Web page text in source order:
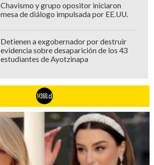
Chavismo y grupo opositor iniciaron
mesa de diálogo impulsada por EE.UU.
Detienen a exgobernador por destruir
evidencia sobre desaparición de los 43
estudiantes de Ayotzinapa